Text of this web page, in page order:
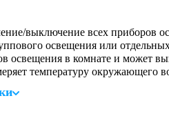
выключение всех приборов
освещения или
освещения в комнате и может
температуру окружающего